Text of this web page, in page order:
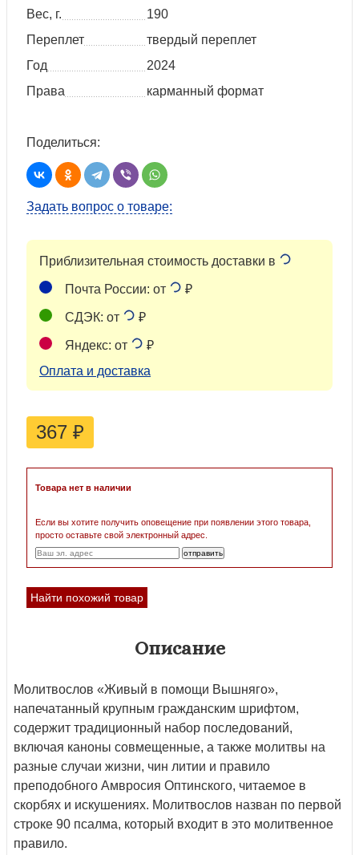
Вес, г.
190
Переплет
твердый переплет
Год
2024
Права
карманный формат
Поделиться:
Задать вопрос о товаре:
Приблизительная стоимость доставки в
Почта России: от ₽
СДЭК: от ₽
Яндекс: от
₽
Оплата и доставка
367 ₽
Товара нет в наличии
Если вы хотите получить оповещение при появлении этого товара,
просто оставьте свой электронный адрес.
Найти похожий товар
Описание
Молитвослов «Живый в помощи Вышняго»,
напечатанный крупным гражданским шрифтом,
содержит традиционный набор последований,
включая каноны совмещенные, а также молитвы на
разные случаи жизни, чин литии и правило
преподобного Амвросия Оптинского, читаемое в
скорбях и искушениях. Молитвослов назван по первой
строке 90 псалма, который входит в это молитвенное
правило.